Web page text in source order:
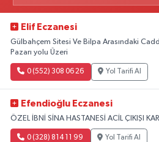
Elif Eczanesi
Gülbahçem Sitesi Ve Bilpa Arasındaki
Pazarı yolu Üzeri
0 (552) 308 06 26 Yol Tarifi Al
Efendioğlu Eczanesi
ÖZEL İBNİ SİNA HASTANESİ ACİL ÇIKIŞI
0 (328) 814 11 99 Yol Tarifi Al